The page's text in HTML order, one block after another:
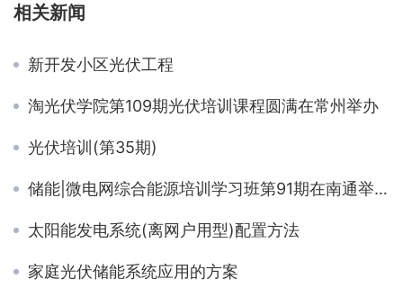
相关新闻
新开发小区光伏工程
淘光伏学院第109期光伏培训课程圆满在常州举办
光伏培训(第35期)
储能|微电网综合能源培训学习班第91期在南通举办
太阳能发电系统(离网户用型)配置方法
家庭光伏储能系统应用的方案